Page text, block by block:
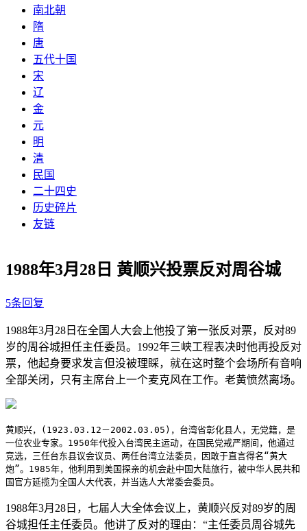
南北朝
隋
唐
五代十国
宋
辽
金
元
明
清
民国
二十四史
历史碎片
友链
1988年3月28日 黄顺兴投票反对周谷城
5条回复
1988年3月28日在全国人大会上他投了第一张反对票，反对89
岁的周谷城担任主任委员。1992年三峡工程表决时他再投反对
票，他起身要求发言但没被理睬，就在这时整个会场所有音响
全部关闭，只有主席台上一个麦克风在工作。老黄愤然离场。
黄顺兴，(1923.03.12－2002.03.05)，台湾省彰化县人，无党籍，是
一位农业专家。1950年代投入台湾民主运动，在国民党戒严期间，他通过
竞选，三任台东县议会议员、两任台湾立法委员，因敢于直言得名“黄大
炮”。1985年，他利用到美国探亲的机会赴中国大陆旅行，被中华人民共和
国官方延揽为全国人大代表，并当选人大常委会委员。
1988年3月28日，七届人大全体会议上，黄顺兴反对89岁的周
谷城担任主任委员。他讲了反对的理由：“主任委员周谷城先